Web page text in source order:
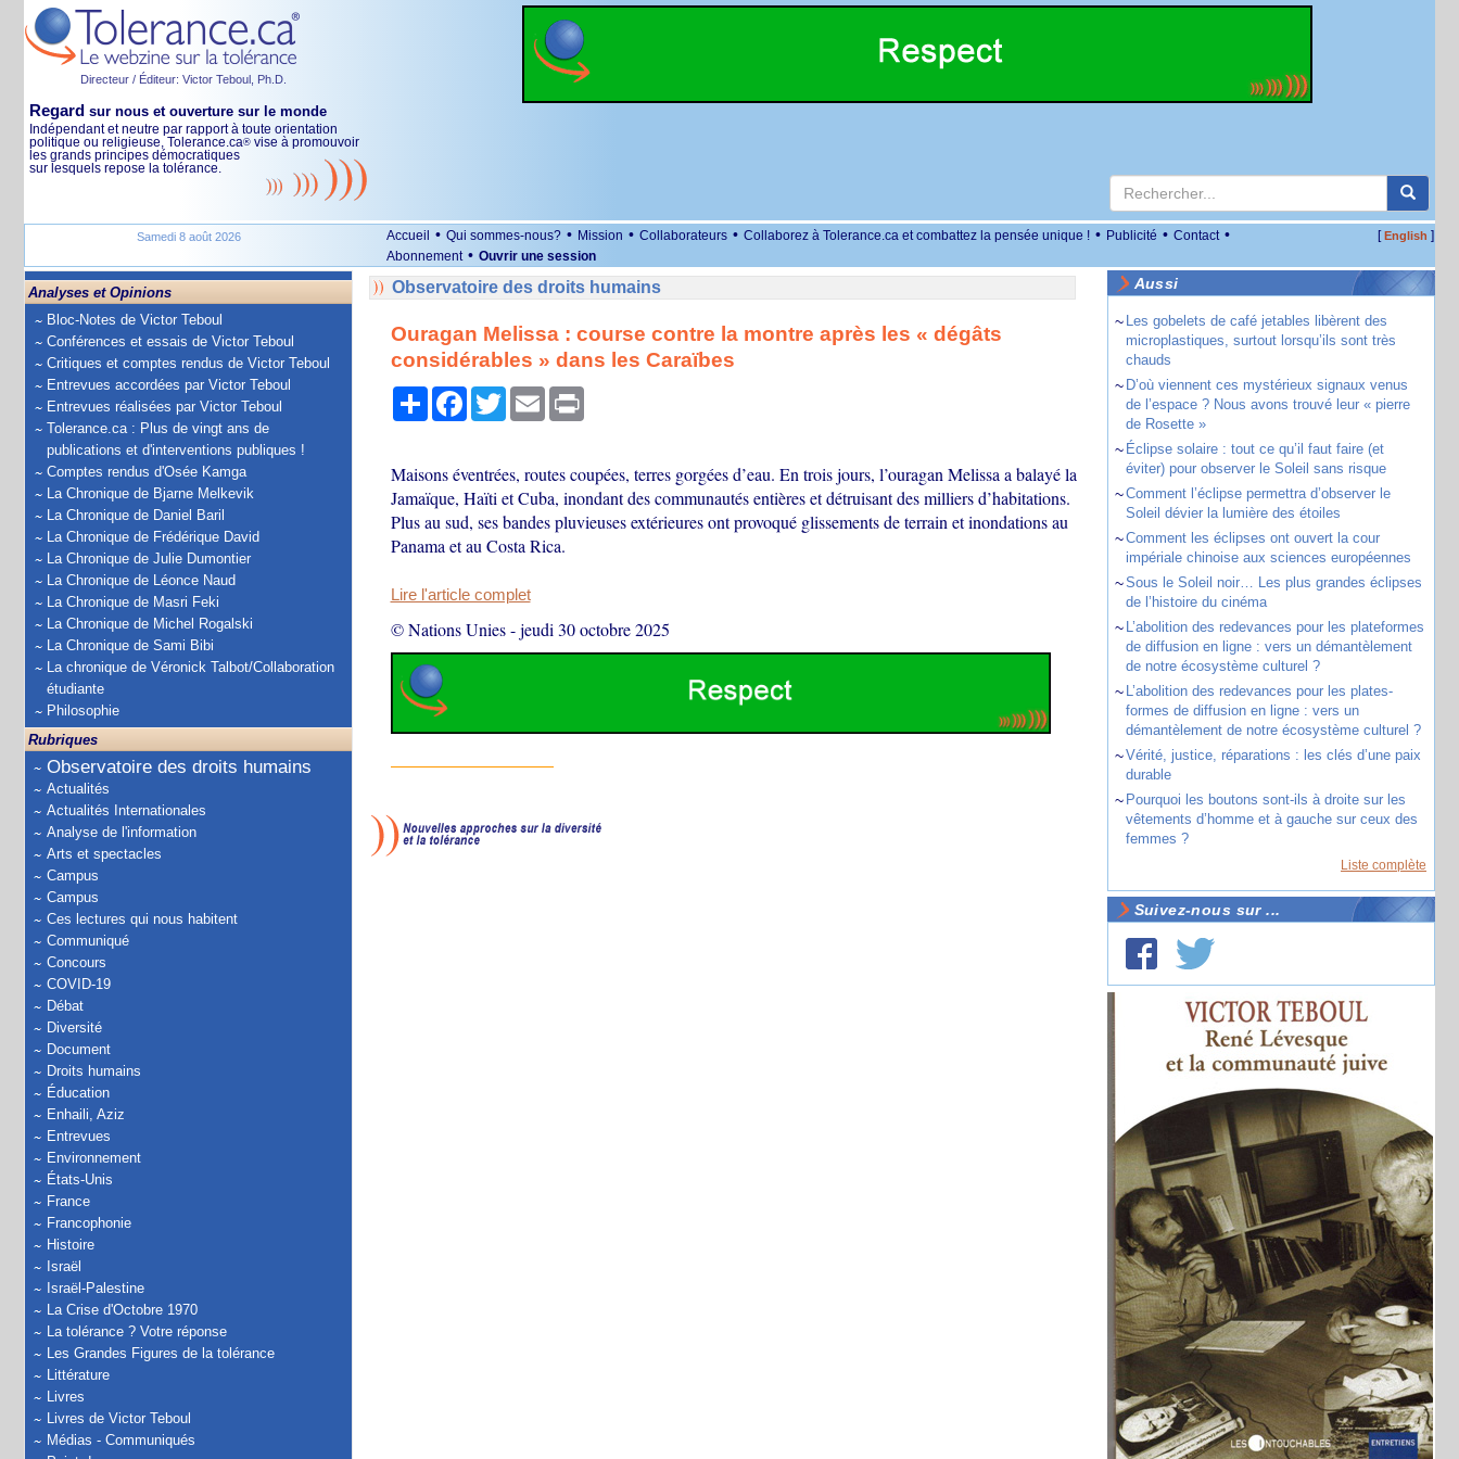
Directeur / Éditeur: Victor Teboul, Ph.D.
Regard sur nous et ouverture sur le monde
Indépendant et neutre par rapport à toute orientation
politique ou religieuse, Tolerance.ca® vise à promouvoir
les grands principes démocratiques
sur lesquels repose la tolérance.
Samedi 8 août 2026 Accueil • Qui sommes-nous? • Mission • Collaborateurs • Collaborez à Tolerance.ca et combattez la pensée unique ! • Publicité • Contact •
Abonnement • Ouvrir une session
[English ]
Analyses et Opinions
Bloc-Notes de Victor Teboul
Conférences et essais de Victor Teboul
Critiques et comptes rendus de Victor Teboul
Entrevues accordées par Victor Teboul
Entrevues réalisées par Victor Teboul
Tolerance.ca : Plus de vingt ans de
publications et d'interventions publiques !
Comptes rendus d'Osée Kamga
La Chronique de Bjarne Melkevik
La Chronique de Daniel Baril
La Chronique de Frédérique David
La Chronique de Julie Dumontier
La Chronique de Léonce Naud
La Chronique de Masri Feki
La Chronique de Michel Rogalski
La Chronique de Sami Bibi
La chronique de Véronick Talbot/Collaboration
étudiante
Philosophie
Rubriques
Observatoire des droits humains
Actualités
Actualités Internationales
Analyse de l'information
Arts et spectacles
Campus
Campus
Ces lectures qui nous habitent
Communiqué
Concours
COVID-19
Débat
Diversité
Document
Droits humains
Éducation
Enhaili, Aziz
Entrevues
Environnement
États-Unis
France
Francophonie
Histoire
Israël
Israël-Palestine
La Crise d'Octobre 1970
La tolérance ? Votre réponse
Les Grandes Figures de la tolérance
Littérature
Livres
Livres de Victor Teboul
Médias - Communiqués
Observatoire des droits humains
Ouragan Melissa : course contre la montre après les « dégâts
considérables » dans les Caraïbes
PartagerFacebook
TwitterEmail Print
Maisons éventrées, routes coupées, terres gorgées d’eau. En trois jours, l’ouragan Melissa a balayé la
Jamaïque, Haïti et Cuba, inondant des communautés entières et détruisant des milliers d’habitations.
Plus au sud, ses bandes pluvieuses extérieures ont provoqué glissements de terrain et inondations au
Panama et au Costa Rica.
Lire l'article complet
© Nations Unies-jeudi 30 octobre 2025
Aussi
~ Les gobelets de café jetables libèrent des
microplastiques, surtout lorsqu’ils sont très
chauds
~ D’où viennent ces mystérieux signaux venus
de l’espace ? Nous avons trouvé leur « pierre
de Rosette »
~ Éclipse solaire : tout ce qu’il faut faire (et
éviter) pour observer le Soleil sans risque
~Comment l’éclipse permettra d’observer le
Soleil dévier la lumière des étoiles
~Comment les éclipses ont ouvert la cour
impériale chinoise aux sciences européennes
~Sous le Soleil noir… Les plus grandes éclipses
de l’histoire du cinéma
~ L’abolition des redevances pour les plateformes
de diffusion en ligne : vers un démantèlement
de notre écosystème culturel ?
~ L’abolition des redevances pour les plates-
formes de diffusion en ligne : vers un
démantèlement de notre écosystème culturel ?
~Vérité, justice, réparations : les clés d’une paix
durable
~ Pourquoi les boutons sont-ils à droite sur les
vêtements d’homme et à gauche sur ceux des
femmes ?
Liste complète
Suivez-nous sur ...